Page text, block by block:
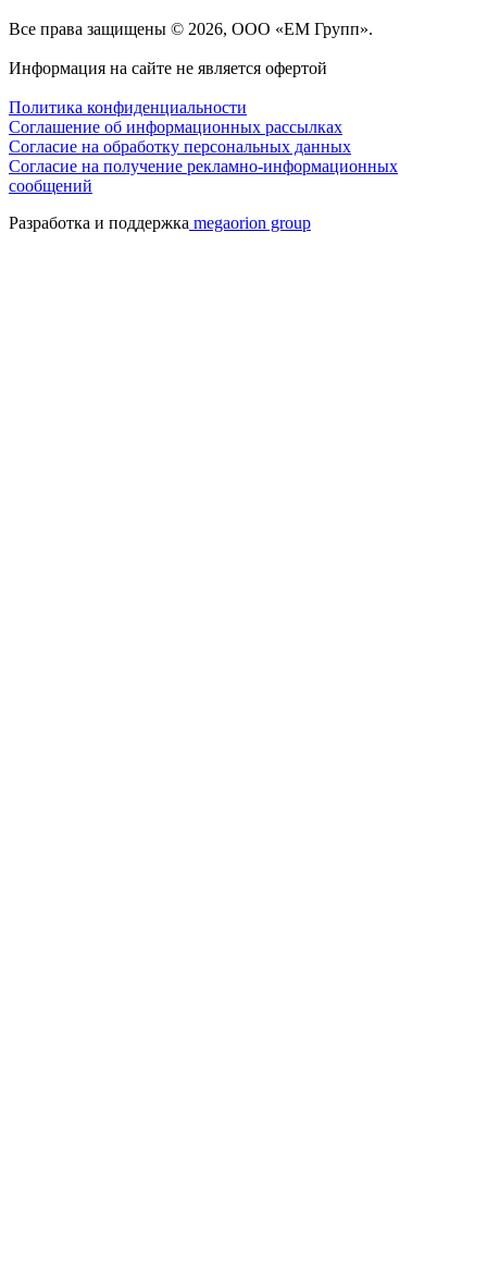
Все права защищены © 2026, ООО «ЕМ Групп».
Информация на сайте не является офертой
Политика конфиденциальности
Соглашение об информационных рассылках
Cогласие на обработку персональных данных
Согласие на получение рекламно-информационных
сообщений
Разработка и поддержка megaorion group